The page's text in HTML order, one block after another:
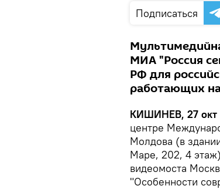
Подписаться
МИА "Россия
РФ для
работающих
КИШИНЕВ, 27 окт
центре
Молдова (в
Маре, 202, 4
видеомоста
"Особенности